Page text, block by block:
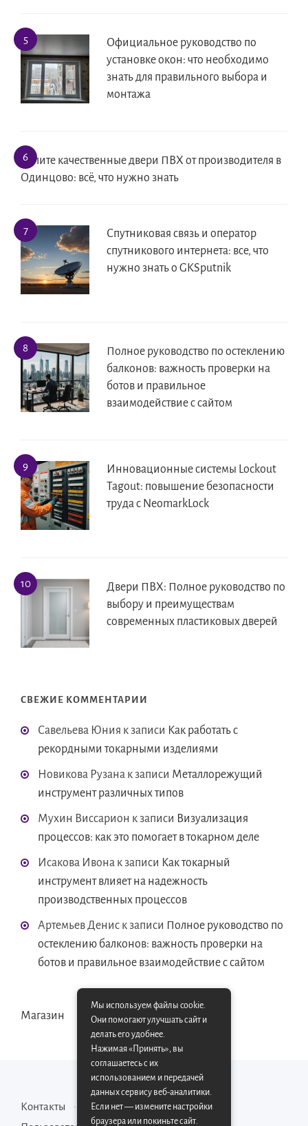
Официальное руководство по
установке окон: что необходимо
знать для правильного выбора и
монтажа
Купите качественные двери ПВХ от производителя в
Одинцово: всё, что нужно знать
Спутниковая связь и оператор
спутникового интернета: все, что
нужно знать о GKSputnik
Полное руководство по остеклению
балконов: важность проверки на
ботов и правильное
взаимодействие с сайтом
Инновационные системы Lockout
Tagout: повышение безопасности
труда с NeomarkLock
Двери ПВХ: Полное руководство по
выбору и преимуществам
современных пластиковых дверей
СВЕЖИЕ КОММЕНТАРИИ
Савельева Юния к записи Как работать с
рекордными токарными изделиями
Новикова Рузана к записи Металлорежущий
инструмент различных типов
Мухин Виссарион к записи Визуализация
процессов: как это помогает в токарном деле
Исакова Ивона к записи Как токарный
инструмент влияет на надежность
производственных процессов
Артемьев Денис к записи Полное руководство по
остеклению балконов: важность проверки на
ботов и правильное взаимодействие с сайтом
Магазин
Контакты
Карта сайта
Мы используем файлы cookie.
Они помогают улучшать сайт и
делать его удобнее.
Нажимая «Принять», вы
соглашаетесь с их
использованием и передачей
данных сервису веб-аналитики.
Если нет — измените настройки
браузера или покиньте сайт.